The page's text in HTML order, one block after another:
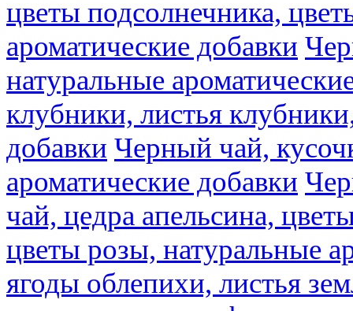
цветы подсолнечника,
ароматические добавки
натуральные
клубники, листья
добавки Черный чай,
ароматические добавки
чай, цедра апельсина,
цветы розы, натуральные
ягоды облепихи, листья